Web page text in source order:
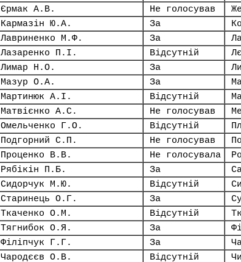
Єрмак А.В.
Не голосував
Кармазін Ю.А.
За
Лавриненко М.Ф.
За
Лазаренко П.І.
Відсутній
Лимар Н.О.
За
Мазур О.А.
За
Мартинюк А.І.
Відсутній
Матвієнко А.С.
Не голосував
Омельченко Г.О.
Відсутній
Подгорний С.П.
Не голосував
Проценко В.В.
Не голосувала
Рябікін П.Б.
За
Сидорчук М.Ю.
Відсутній
Старинець О.Г.
За
Ткаченко О.М.
Відсутній
Тягнибок О.Я.
За
Філіпчук Г.Г.
За
Чародєєв О.В.
Відсутній